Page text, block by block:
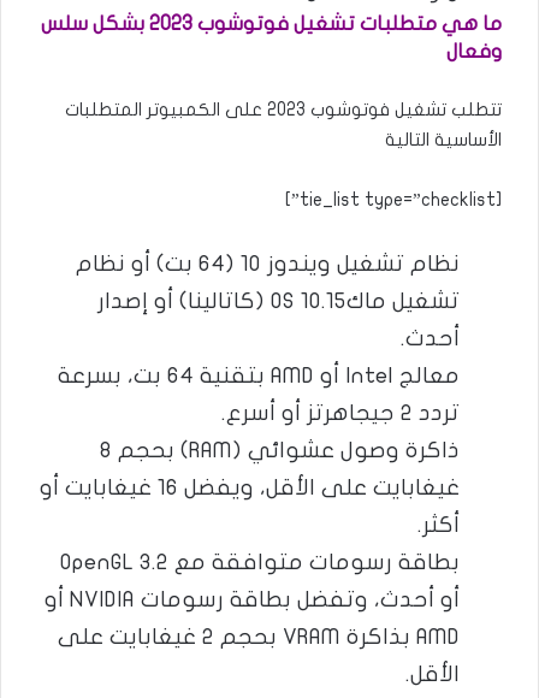
ما هي متطلبات تشغيل فوتوشوب 2023 بشكل سلس
وفعال
تتطلب تشغيل فوتوشوب 2023 على الكمبيوتر المتطلبات
الأساسية التالية
[tie_list type=”checklist”]
نظام تشغيل ويندوز 10 (64 بت) أو نظام
تشغيل ماكOS 10.15 (كاتالينا) أو إصدار
أحدث.
معالج Intel أو AMD بتقنية 64 بت، بسرعة
تردد 2 جيجاهرتز أو أسرع.
ذاكرة وصول عشوائي (RAM) بحجم 8
غيغابايت على الأقل، ويفضل 16 غيغابايت أو
أكثر.
بطاقة رسومات متوافقة مع OpenGL 3.2
أو أحدث، وتفضل بطاقة رسومات NVIDIA أو
AMD بذاكرة VRAM بحجم 2 غيغابايت على
الأقل.